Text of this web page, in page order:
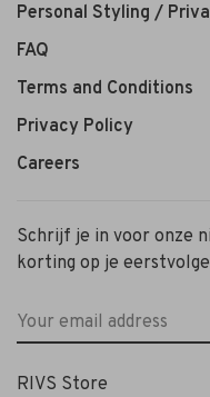
Personal Styling /
FAQ
Terms and Conditions
Privacy Policy
Careers
Schrijf je in voor onze
korting op je
RIVS Store